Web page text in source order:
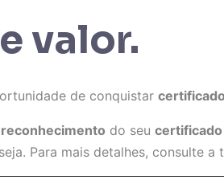
valor.
de conquistar
reconhecimento do seu certificado
Para mais detalhes, consulte a